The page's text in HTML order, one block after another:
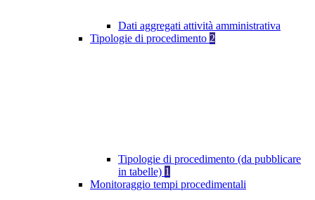
Dati aggregati attività amministrativa
Tipologie di procedimento 2
Tipologie di procedimento (da pubblicare
in tabelle) 1
Monitoraggio tempi procedimentali